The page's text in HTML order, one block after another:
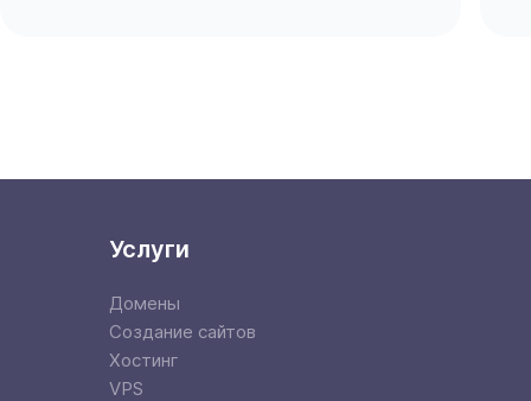
Услуги
Домены
Создание сайтов
Хостинг
VPS